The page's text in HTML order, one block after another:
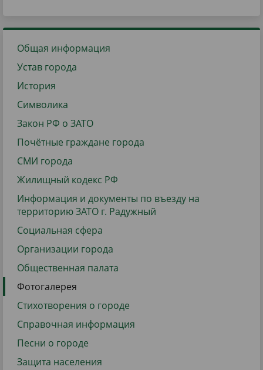
Общая информация
Устав города
История
Символика
Закон РФ о ЗАТО
Почётные граждане города
СМИ города
Жилищный кодекс РФ
Информация и документы по въезду на
территорию ЗАТО г. Радужный
Социальная сфера
Организации города
Общественная палата
Фотогалерея
Стихотворения о городе
Справочная информация
Песни о городе
Защита населения